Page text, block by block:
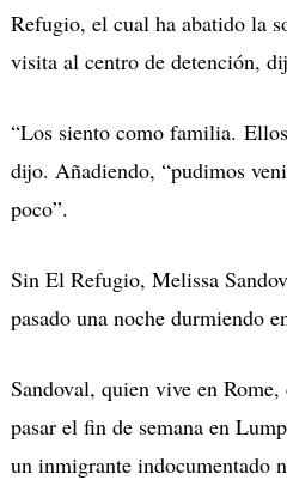
Refugio, el cual ha abatido la
visita al centro de detención,
“Los siento como familia.
dijo. Añadiendo, “pudimos
poco”.
Sin El Refugio, Melissa
pasado una noche durmiendo
Sandoval, quien vive en
pasar el fin de semana en
un inmigrante indocumentado